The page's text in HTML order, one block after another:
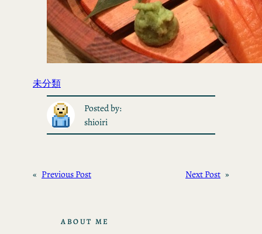
未分類
Posted by:
shioiri
« Previous Post Next Post »
ABOUT ME